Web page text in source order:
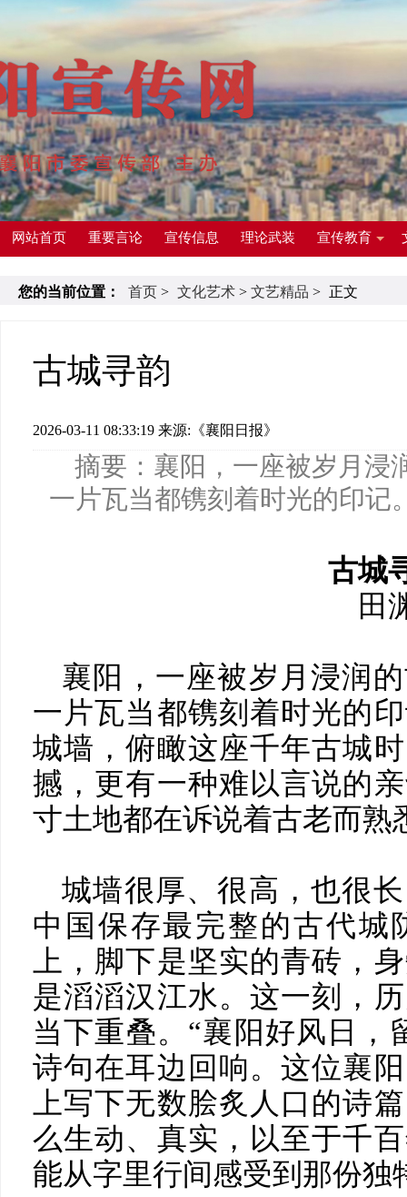
网站首页 重要言论 宣传信息 理论武装 宣传教育
您的当前位置： 首页 > 文化艺术 > 文艺精品 > 正文
古城寻韵
2026-03-11 08:33:19 来源:《襄阳日报》
摘要：襄阳，一座被岁月浸
一片瓦当都镌刻着时光的印记
古城
田
襄阳，一座被岁月浸润
一片瓦当都镌刻着时光的
城墙，俯瞰这座千年古城
撼，更有一种难以言说的
寸土地都在诉说着古老而熟
城墙很厚、很高，也很
中国保存最完整的古代城
上，脚下是坚实的青砖，
是滔滔汉江水。这一刻，
当下重叠。“襄阳好风日，
诗句在耳边回响。这位襄
上写下无数脍炙人口的诗
么生动、真实，以至于千
能从字里行间感受到那份独